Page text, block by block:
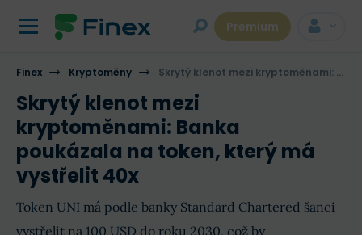
Premium
Finex Kryptoměny Skrytý klenot mezi kryptoměnami: Banka poukázala na token, který má vystřelit 40x
Skrytý klenot mezi
kryptoměnami: Banka
poukázala na token, který má
vystřelit 40x
Token UNI má podle banky Standard Chartered šanci
vystřelit na 100 USD do roku 2030, což by